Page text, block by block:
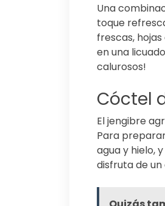
Una
toque
frescas,
en una
calurosos!
Cóctel
El jengibre
Para
agua y hielo,
disfruta de